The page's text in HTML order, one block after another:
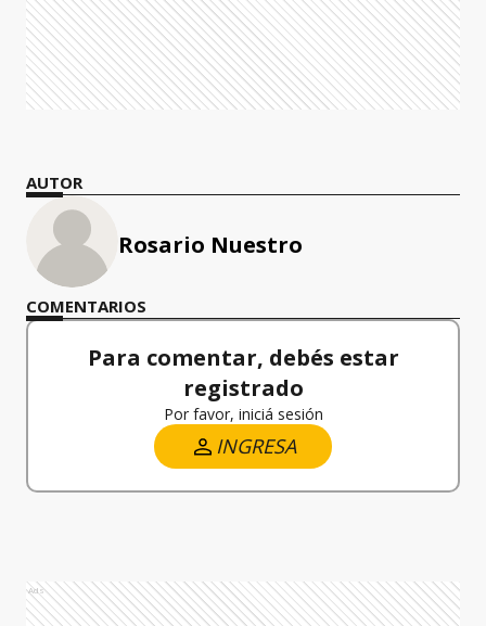
AUTOR
Rosario Nuestro
COMENTARIOS
Para comentar, debés estar
registrado
Por favor, iniciá sesión
INGRESA
Ads